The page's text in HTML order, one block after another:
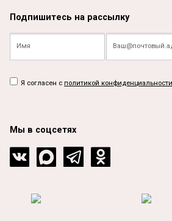
Подпишитесь на рассылку
Я согласен с политикой конфиденциальности
Мы в соцсетях